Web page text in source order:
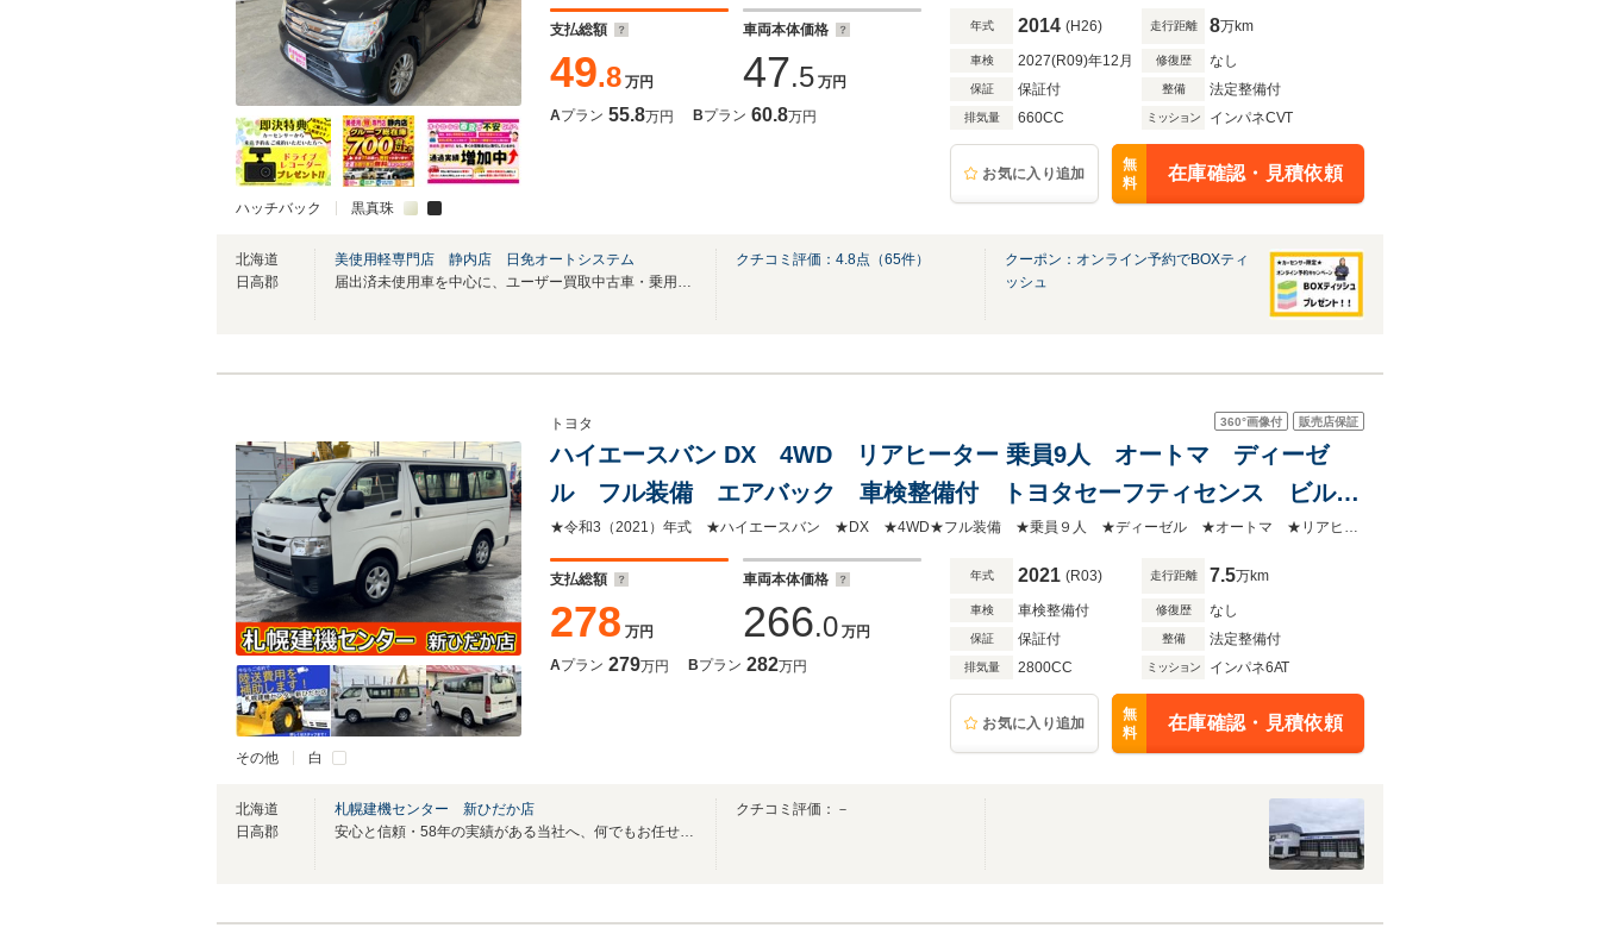
ハッチバック 黒真珠
支払総額
49.8 万円
車両本体価格
47.5 万円
Aプラン 55.8万円 Bプラン 60.8万円
年式 2014 (H26) 走行距離 8万km
車検 2027(R09)年12月 修復歴 なし
保証 保証付 整備 法定整備付
排気量 660CC ミッション インパネCVT
お気に入り追加
無
料
在庫確認・見積依頼
北海道
日高郡
美使用軽専門店 静内店 日免オートシステム
届出済未使用車を中心に、ユーザー買取中古車・乗用車も展示しております！
クチコミ評価： 4.8点（65件）
クーポン：オンライン予約でBOXティ
ッシュ
その他 白
360°画像付 販売店保証
トヨタ
ハイエースバン DX 4WD リアヒーター 乗員9人 オートマ ディーゼ
ル フル装備 エアバック 車検整備付 トヨタセーフティセンス ビルト
インETC
★令和3（2021）年式 ★ハイエースバン ★DX ★4WD★フル装備 ★乗員９人 ★ディーゼル ★オートマ ★リアヒーター
支払総額
278 万円
車両本体価格
266.0 万円
Aプラン 279万円 Bプラン 282万円
年式 2021 (R03) 走行距離 7.5万km
車検 車検整備付 修復歴 なし
保証 保証付 整備 法定整備付
排気量 2800CC ミッション インパネ6AT
お気に入り追加
無
料
在庫確認・見積依頼
北海道
日高郡
札幌建機センター 新ひだか店
安心と信頼・58年の実績がある当社へ、何でもお任せ下さい。
クチコミ評価：－